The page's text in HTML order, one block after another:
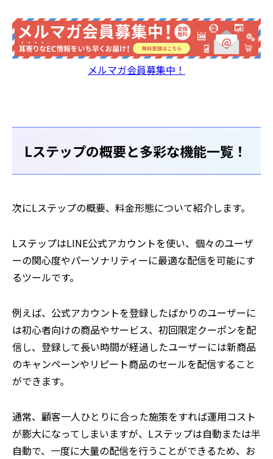
メルマガ会員募集中！
Lステップの概要と多彩な機能一覧！
次にLステップの概要、料金形態について紹介します。
LステップはLINE公式アカウントを使い、個々のユーザ
ーの関心度やパーソナリティーに最適な配信を可能にす
るツールです。
例えば、公式アカウントを登録したばかりのユーザーに
は初心者向けの商品やサービス、初回限定クーポンを配
信し、登録して長い時間が経過したユーザーには新商品
のキャンペーンやリピート商品のセールを配信すること
ができます。
通常、顧客一人ひとりに合った施策をすれば運用コスト
が膨大になってしまいますが、Lステップは自動または半
自動で、一度に大量の配信を行うことができるため、お